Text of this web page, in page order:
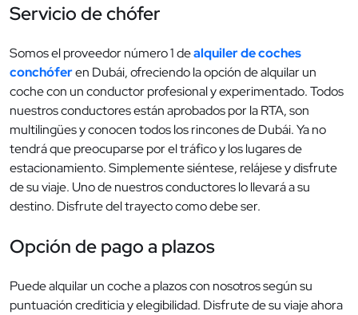
Servicio de chófer
Somos el proveedor número 1 dealquiler de coches
conchóferen Dubái, ofreciendo la opción de alquilar un
coche con un conductor profesional y experimentado. Todos
nuestros conductores están aprobados por la RTA, son
multilingües y conocen todos los rincones de Dubái. Ya no
tendrá que preocuparse por el tráfico y los lugares de
estacionamiento. Simplemente siéntese, relájese y disfrute
de su viaje. Uno de nuestros conductores lo llevará a su
destino. Disfrute del trayecto como debe ser.
Opción de pago a plazos
Puede alquilar un coche a plazos con nosotros según su
puntuación crediticia y elegibilidad. Disfrute de su viaje ahora